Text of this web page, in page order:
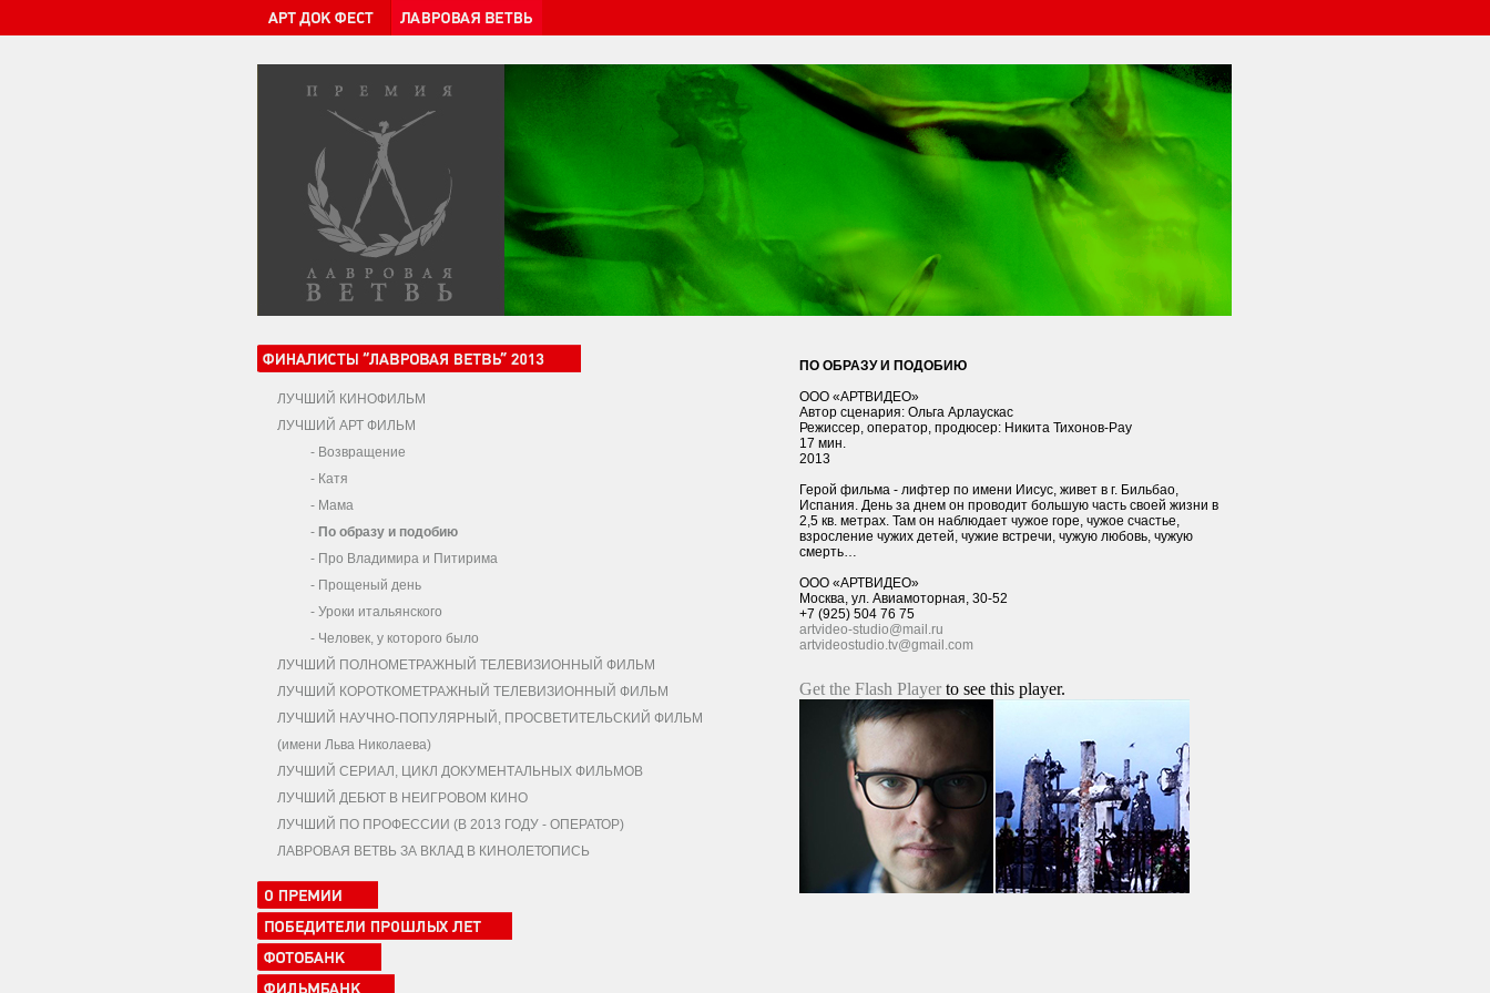
ЛУЧШИЙ КИНОФИЛЬМ
ЛУЧШИЙ АРТ ФИЛЬМ
- Возвращение
- Катя
- Мама
- По образу и подобию
- Про Владимира и Питирима
- Прощеный день
- Уроки итальянского
- Человек, у которого было
ЛУЧШИЙ ПОЛНОМЕТРАЖНЫЙ ТЕЛЕВИЗИОННЫЙ ФИЛЬМ
ЛУЧШИЙ КОРОТКОМЕТРАЖНЫЙ ТЕЛЕВИЗИОННЫЙ ФИЛЬМ
ЛУЧШИЙ НАУЧНО-ПОПУЛЯРНЫЙ, ПРОСВЕТИТЕЛЬСКИЙ ФИЛЬМ
(имени Льва Николаева)
ЛУЧШИЙ СЕРИАЛ, ЦИКЛ ДОКУМЕНТАЛЬНЫХ ФИЛЬМОВ
ЛУЧШИЙ ДЕБЮТ В НЕИГРОВОМ КИНО
ЛУЧШИЙ ПО ПРОФЕССИИ (В 2013 ГОДУ - ОПЕРАТОР)
ЛАВРОВАЯ ВЕТВЬ ЗА ВКЛАД В КИНОЛЕТОПИСЬ
ПО ОБРАЗУ И ПОДОБИЮ
ООО «АРТВИДЕО»
Автор сценария: Ольга Арлаускас
Режиссер, оператор, продюсер: Никита Тихонов-Рау
17 мин.
2013
Герой фильма - лифтер по имени Иисус, живет в г. Бильбао,
Испания. День за днем он проводит большую часть своей жизни в
2,5 кв. метрах. Там он наблюдает чужое горе, чужое счастье,
взросление чужих детей, чужие встречи, чужую любовь, чужую
смерть…
ООО «АРТВИДЕО»
Москва, ул. Авиамоторная, 30-52
+7 (925) 504 76 75
artvideo-studio@mail.ru
artvideostudio.tv@gmail.com
Get the Flash Player to see this player.